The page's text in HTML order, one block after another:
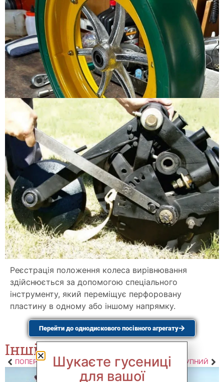
Реєстрація положення колеса вирівнювання
здійснюється за допомогою спеціального
інструменту, який переміщує перфоровану
пластину в одному або іншому напрямку.
Перейти до однодискового посівного агрегату
Інші пов’язані теми
ПОПЕРЕДНІЙ НАСТУПНИЙ
Шукаєте гусениці
для вашої